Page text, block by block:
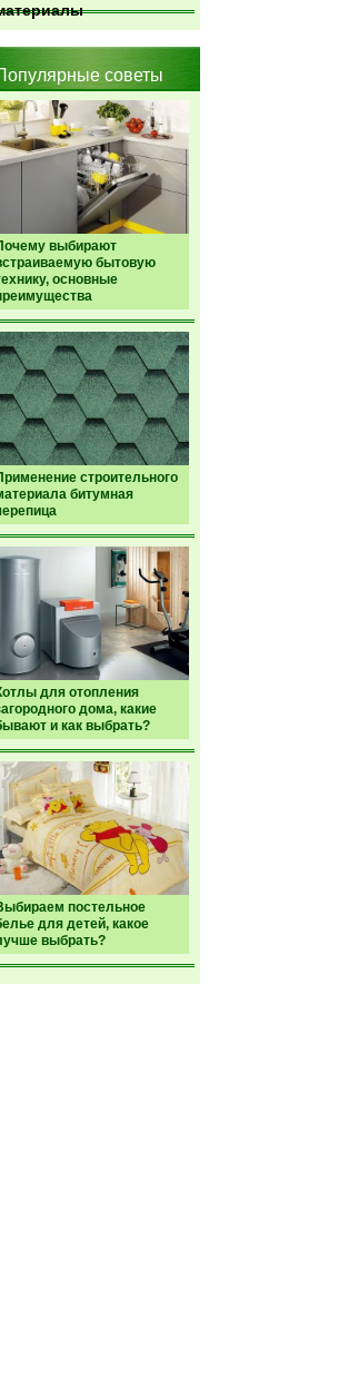
советы
выбирают
бытовую
основные
строительного
битумная
для отопления
дома, какие
и как выбрать?
постельное
для детей, какое
выбрать?